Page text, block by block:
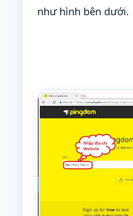
như hình bên dưới.